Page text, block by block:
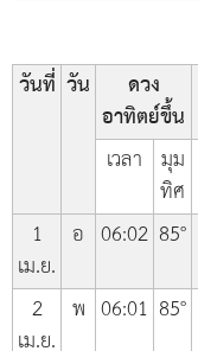
วันที่ วัน ดวง
อาทิตย์ขึ้น
เวลา มุม
ทิศ
1
เม.ย.
อ 06:02 85°
2
เม.ย.
พ 06:01 85°